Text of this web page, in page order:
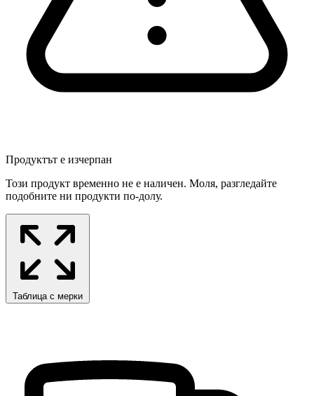
Продуктът е изчерпан
Този продукт временно не е наличен. Моля, разгледайте
подобните ни продукти по-долу.
Таблица с мерки